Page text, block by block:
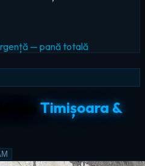
Timișoara &